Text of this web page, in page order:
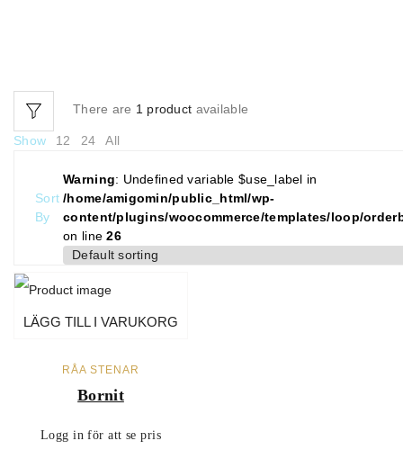
There are 1 product available
Show 12 24 All
Sort
By
Warning: Undefined variable $use_label in
/home/amigomin/public_html/wp-
content/plugins/woocommerce/templates/loop/
on line26
LÄGG TILL I VARUKORG
RÅA STENAR
Bornit
Logg in för att se pris